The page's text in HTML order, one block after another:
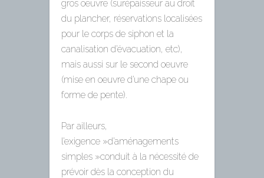
gros oeuvre (surépaisseur au droit
du plancher, réservations localisées
pour le corps de siphon et la
canalisation d’évacuation, etc),
mais aussi sur le second oeuvre
(mise en oeuvre d’une chape ou
forme de pente).
Par ailleurs,
l’exigence »d’aménagements
simples »conduit à la nécessité de
prévoir dès la conception du